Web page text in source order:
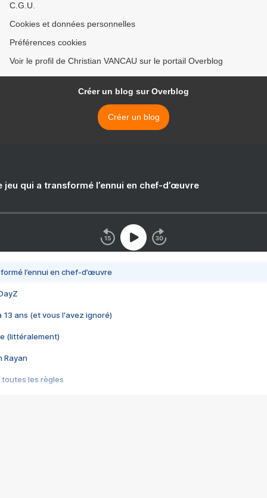
C.G.U.
Cookies et données personnelles
Préférences cookies
Voir le profil de Christian VANCAU sur le portail Overblog
Créer un blog sur Overblog
Créer un blog
jeu qui a transformé l’ennui en chef-d’œuvre
l’ennui en chef-d’œuvre
13 ans (et vous l'avez ignoré)
(littéralement)
Rayan
toutes les règles